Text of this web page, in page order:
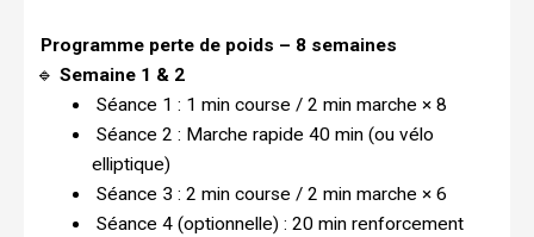
Programme perte de poids – 8 semaines
🔹 Semaine 1 & 2
Séance 1 : 1 min course / 2 min marche × 8
Séance 2 : Marche rapide 40 min (ou vélo
elliptique)
Séance 3 : 2 min course / 2 min marche × 6
Séance 4 (optionnelle) : 20 min renforcement